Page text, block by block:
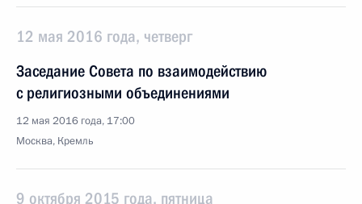
12 мая 2016 года, четверг
Заседание Совета по взаимодействию
с религиозными объединениями
12 мая 2016 года, 17:00
Москва, Кремль
9 октября 2015 года, пятница